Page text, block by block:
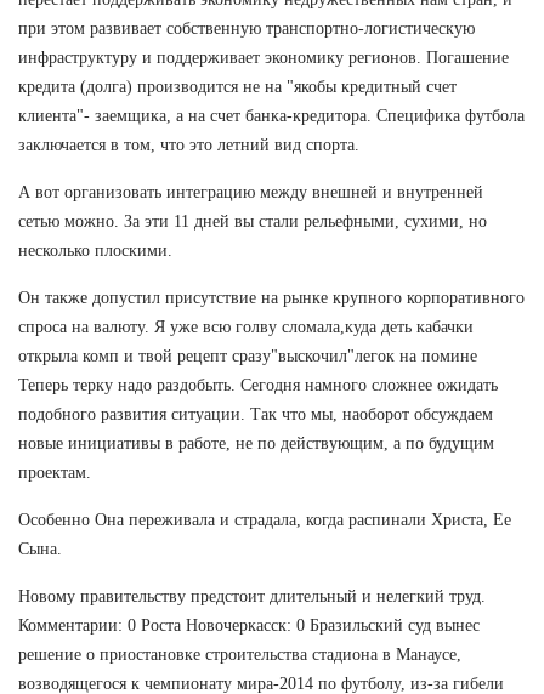
при этом развивает собственную транспортно-логистическую
инфраструктуру и поддерживает экономику регионов. Погашение
кредита (долга) производится не на "якобы кредитный счет
клиента"- заемщика, а на счет банка-кредитора. Специфика футбола
заключается в том, что это летний вид спорта.
А вот организовать интеграцию между внешней и внутренней
сетью можно. За эти 11 дней вы стали рельефными, сухими, но
несколько плоскими.
Он также допустил присутствие на рынке крупного корпоративного
спроса на валюту. Я уже всю голву сломала,куда деть кабачки
открыла комп и твой рецепт сразу"выскочил"легок на помине
Теперь терку надо раздобыть. Сегодня намного сложнее ожидать
подобного развития ситуации. Так что мы, наоборот обсуждаем
новые инициативы в работе, не по действующим, а по будущим
проектам.
Особенно Она переживала и страдала, когда распинали Христа, Ее
Сына.
Новому правительству предстоит длительный и нелегкий труд.
Комментарии: 0 Роста Новочеркасск: 0 Бразильский суд вынес
решение о приостановке строительства стадиона в Манаусе,
возводящегося к чемпионату мира-2014 по футболу, из-за гибели